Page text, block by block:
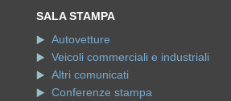
SALA STAMPA
Autovetture
Veicoli commerciali e industriali
Altri comunicati
Conferenze stampa